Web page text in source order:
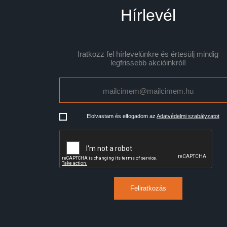
Hírlevél
Iratkozz fel hírlevelünkre és értesülj mindig
legfrissebb akcióinkról!
Elolvastam és elfogadom az Adatvédelmi szabályzatot
Feliratkozás